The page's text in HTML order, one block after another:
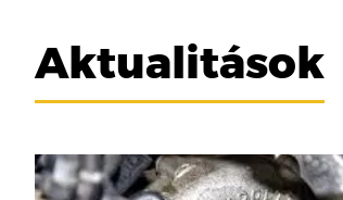
Aktualitások